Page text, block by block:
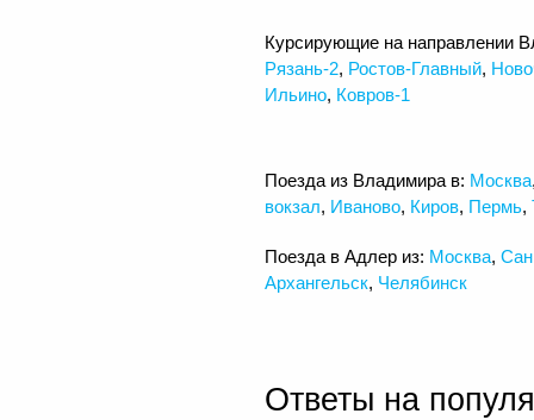
Курсирующие на направлении
Рязань-2, Ростов-Главный,
Ильино, Ковров-1
Поезда из Владимира в: Москва
вокзал, Иваново, Киров, Пермь,
Поезда в Адлер из: Москва,
Архангельск, Челябинск
Ответы на